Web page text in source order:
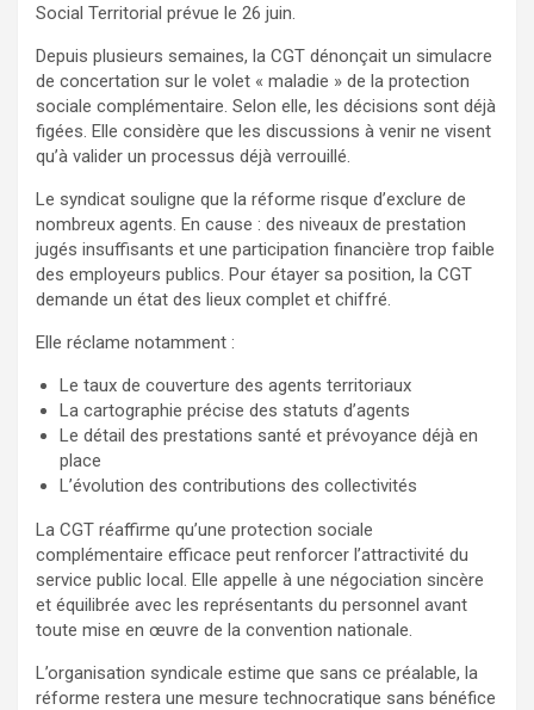
Social Territorial prévue le 26 juin.
Depuis plusieurs semaines, la CGT dénonçait un simulacre
de concertation sur le volet « maladie » de la protection
sociale complémentaire. Selon elle, les décisions sont déjà
figées. Elle considère que les discussions à venir ne visent
qu’à valider un processus déjà verrouillé.
Le syndicat souligne que la réforme risque d’exclure de
nombreux agents. En cause : des niveaux de prestation
jugés insuffisants et une participation financière trop faible
des employeurs publics. Pour étayer sa position, la CGT
demande un état des lieux complet et chiffré.
Elle réclame notamment :
Le taux de couverture des agents territoriaux
La cartographie précise des statuts d’agents
Le détail des prestations santé et prévoyance déjà en
place
L’évolution des contributions des collectivités
La CGT réaffirme qu’une protection sociale
complémentaire efficace peut renforcer l’attractivité du
service public local. Elle appelle à une négociation sincère
et équilibrée avec les représentants du personnel avant
toute mise en œuvre de la convention nationale.
L’organisation syndicale estime que sans ce préalable, la
réforme restera une mesure technocratique sans bénéfice